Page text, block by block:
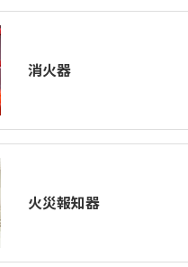
消火器
火災報知器